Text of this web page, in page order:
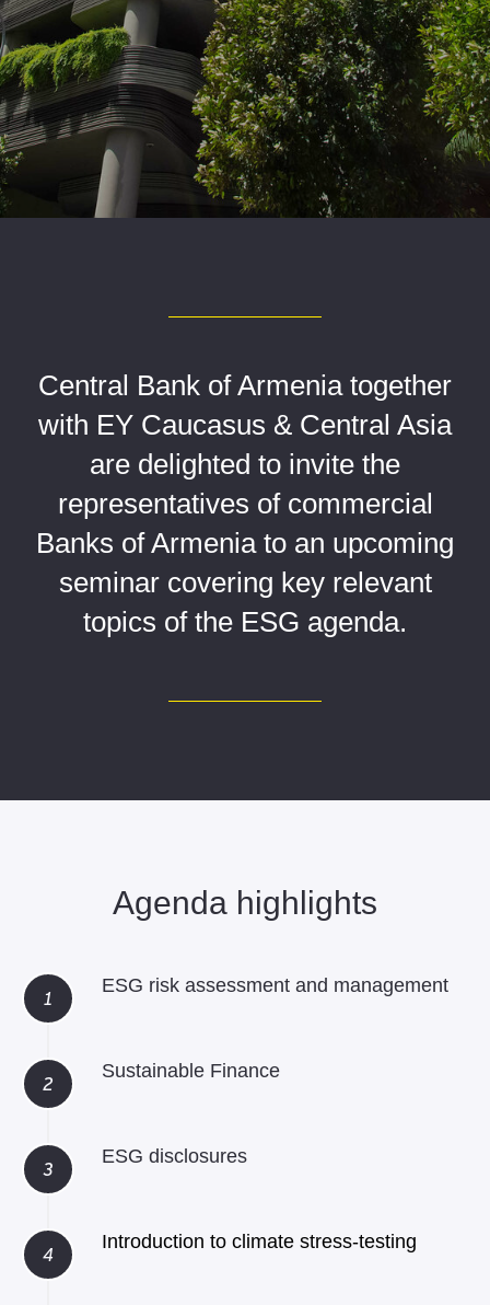
Central Bank of Armenia together
with EY Caucasus & Central Asia
are delighted to invite the
representatives of commercial
Banks of Armenia to an upcoming
seminar covering key relevant
topics of the ESG agenda.
Agenda highlights
ESG risk assessment and management
Sustainable Finance
ESG disclosures
Introduction to climate stress-testing